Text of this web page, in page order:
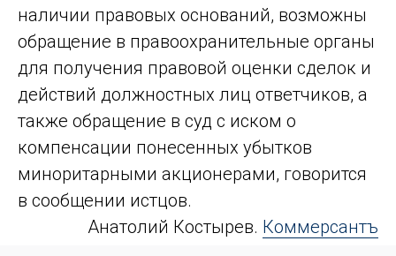
наличии правовых оснований, возможны
обращение в правоохранительные органы
для получения правовой оценки сделок и
действий должностных лиц ответчиков, а
также обращение в суд с иском о
компенсации понесенных убытков
миноритарными акционерами, говорится
в сообщении истцов.
Анатолий Костырев. Коммерсантъ